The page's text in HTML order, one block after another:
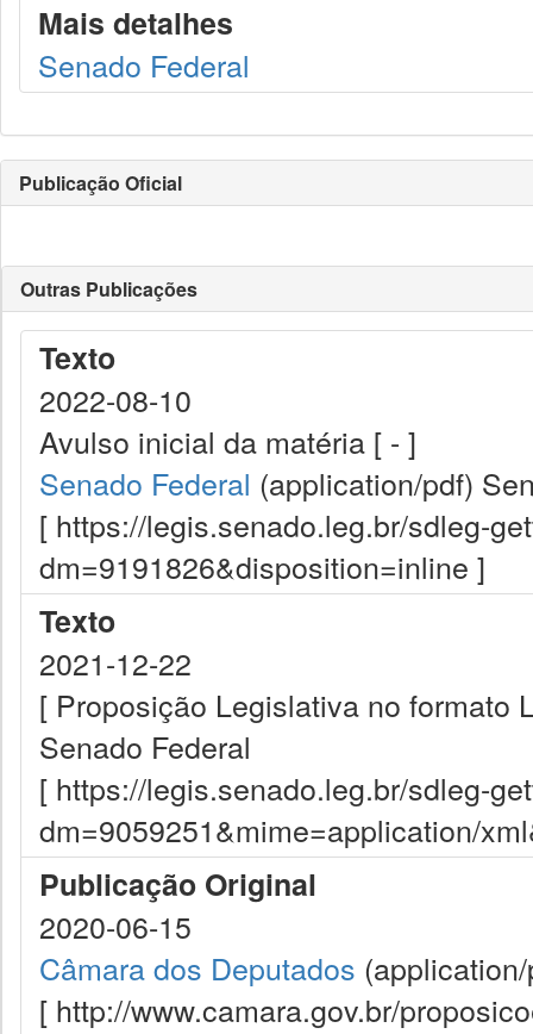
Mais detalhes
Senado Federal
Publicação Oficial
Outras Publicações
Texto
2022-08-10
Avulso inicial da matéria [ - ]
Senado Federal (application/pdf)
[ https://legis.senado.leg.br/sdleg-
dm=9191826&disposition=inline ]
Texto
2021-12-22
[ Proposição Legislativa no formato
Senado Federal
[ https://legis.senado.leg.br/sdleg-
dm=9059251&mime=application/
Publicação Original
2020-06-15
Câmara dos Deputados
[ http://www.camara.gov.br/